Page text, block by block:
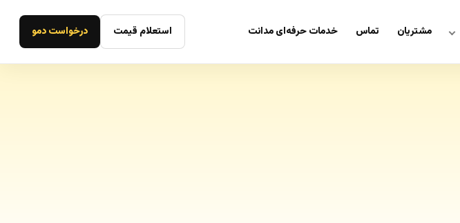
مشتریان تماس خدمات حرفه‌ای مدانت استعلام قیمت درخواست دمو